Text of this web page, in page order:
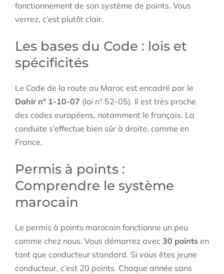
fonctionnement de son système de points. Vous
verrez, c’est plutôt clair.
Les bases du Code : lois et
spécificités
Le Code de la route au Maroc est encadré par le
Dahir n° 1-10-07 (loi n° 52-05). Il est très proche
des codes européens, notamment le français. La
conduite s’effectue bien sûr à droite, comme en
France.
Permis à points :
Comprendre le système
marocain
Le permis à points marocain fonctionne un peu
comme chez nous. Vous démarrez avec 30 points en
tant que conducteur standard. Si vous êtes jeune
conducteur, c’est 20 points. Chaque année sans